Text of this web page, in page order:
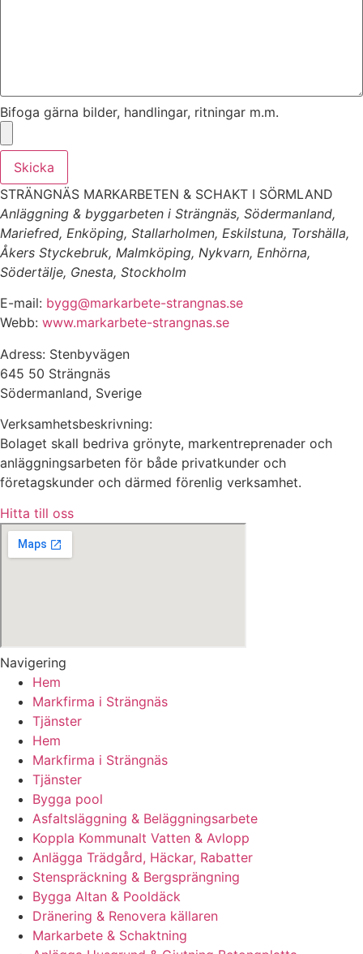
Bifoga gärna bilder, handlingar, ritningar m.m.
Skicka
STRÄNGNÄS MARKARBETEN & SCHAKT I SÖRMLAND
Anläggning & byggarbeten i Strängnäs, Södermanland,
Mariefred, Enköping, Stallarholmen, Eskilstuna, Torshälla,
Åkers Styckebruk, Malmköping, Nykvarn, Enhörna,
Södertälje, Gnesta, Stockholm
E-mail: bygg@markarbete-strangnas.se
Webb: www.markarbete-strangnas.se
Adress: Stenbyvägen
645 50 Strängnäs
Södermanland, Sverige
Verksamhetsbeskrivning:
Bolaget skall bedriva grönyte, markentreprenader och
anläggningsarbeten för både privatkunder och
företagskunder och därmed förenlig verksamhet.
Hitta till oss
Navigering
Hem
Markfirma i Strängnäs
Tjänster
Hem
Markfirma i Strängnäs
Tjänster
Bygga pool
Asfaltsläggning & Beläggningsarbete
Koppla Kommunalt Vatten & Avlopp
Anlägga Trädgård, Häckar, Rabatter
Stenspräckning & Bergsprängning
Bygga Altan & Pooldäck
Dränering & Renovera källaren
Markarbete & Schaktning